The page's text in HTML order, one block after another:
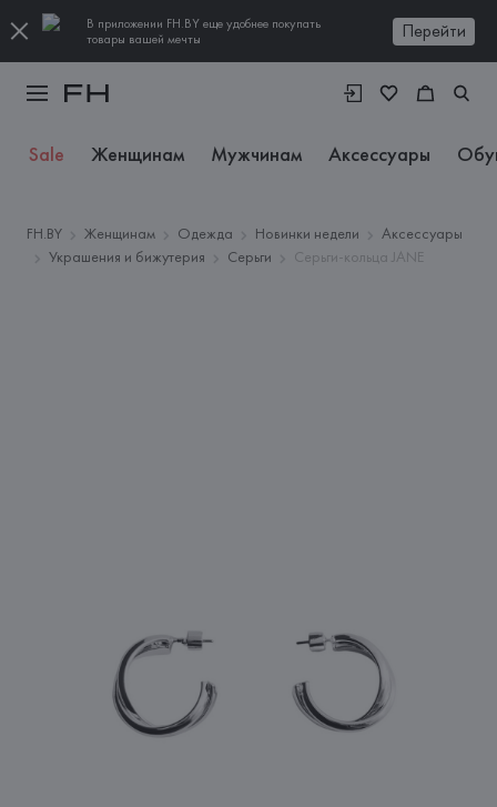
В приложении FH.BY еще удобнее покупать
товары вашей мечты
Перейти
Sale Женщинам Мужчинам Аксессуары
FH.BY Женщинам Одежда Новинки недели
Аксессуары
Украшения и бижутерия
Серьги Серьги-кольца JANE